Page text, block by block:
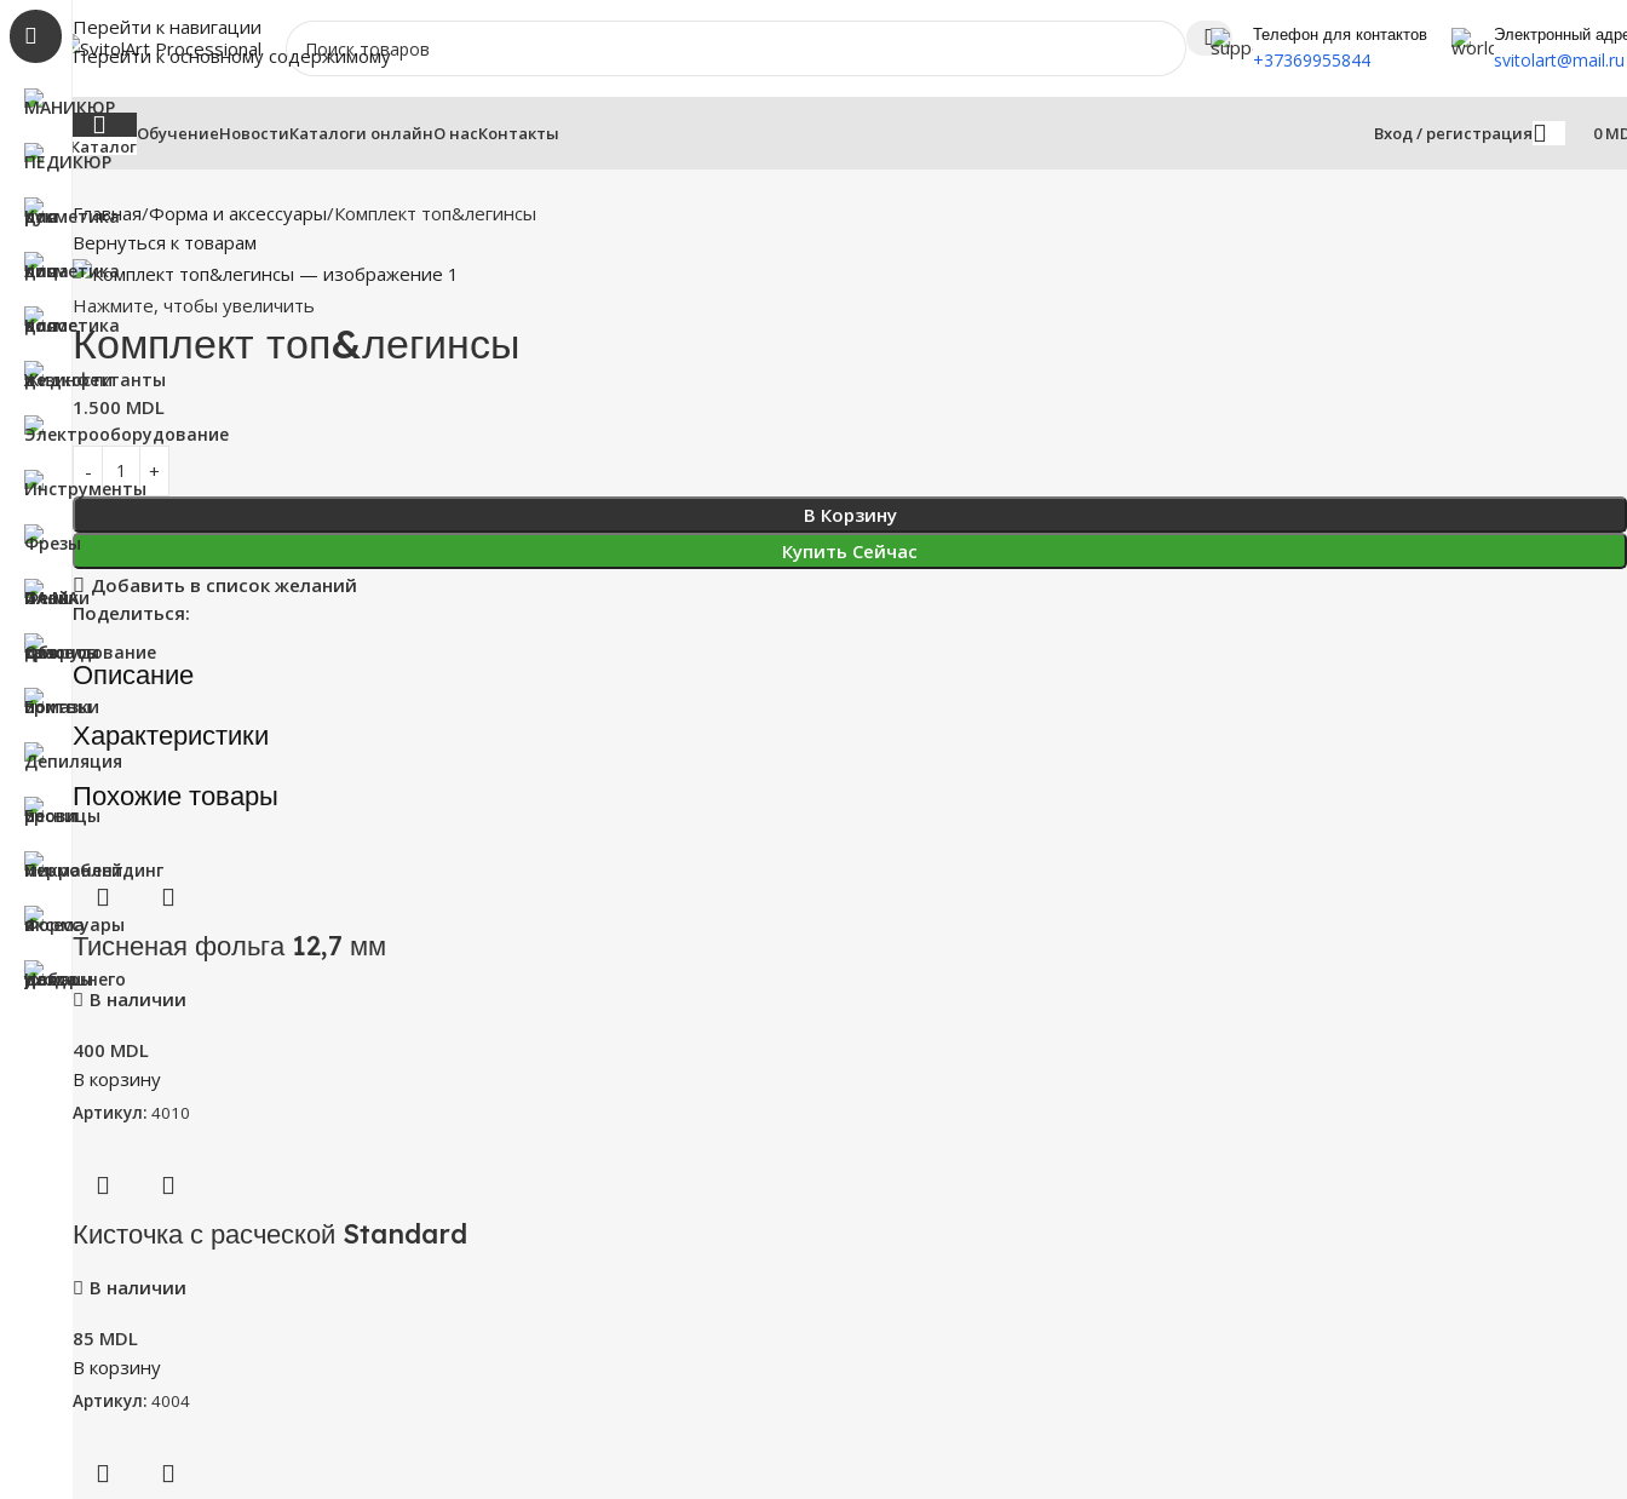
Перейти к навигации
Перейти к основному содержимому
Телефон для контактов
+37369955844
Электронный
svitolart@mail.ru
Каталог
ОбучениеНовостиКаталоги онлайнО насКонтакты Вход / регистрация 0
Главная Форма и аксессуары Комплект топ&легинсы
Вернуться к товарам
Нажмите, чтобы увеличить
Комплект топ&легинсы
1.500 MDL
В Корзину
Купить Сейчас
Добавить в список желаний
Поделиться:
Описание
Характеристики
Похожие товары
Тисненая фольга 12,7 мм
В наличии
400 MDL
В корзину
Артикул: 4010
Кисточка с расческой Standard
В наличии
85 MDL
В корзину
Артикул: 4004